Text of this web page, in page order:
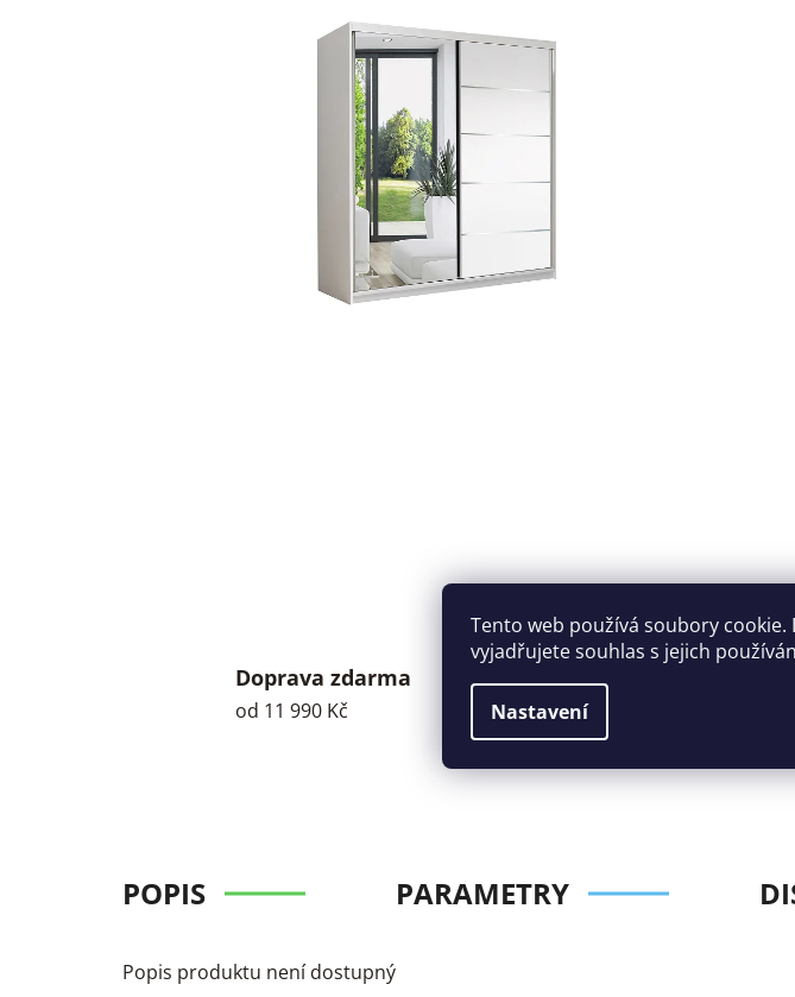
Tento web používá soubory
vyjadřujete souhlas s jejich
Nastavení
Doprava zdarma
od 11 990 Kč
Perfektní
zákaznická podpora
POPIS PARAMETRY
Popis produktu není dostupný